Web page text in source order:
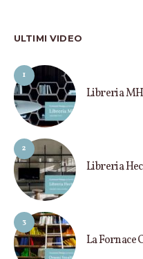
ULTIMI VIDEO
1
Libreria
2
Libreria
3
La Fornace